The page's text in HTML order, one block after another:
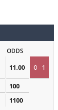
ODDS
11.00 0 - 1
100
1100